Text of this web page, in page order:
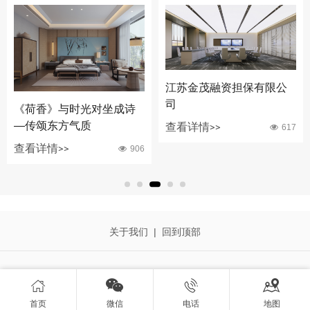
江苏金茂融资担保有限公
司
查看详情>>
关于我们 | 回到顶部

首页

微信

电话

地图